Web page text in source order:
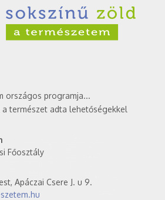
országos programja...
természet adta lehetőségekkel
Főosztály
Apáczai Csere J. u 9.